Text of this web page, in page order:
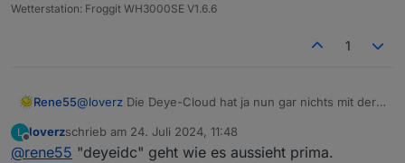
Wetterstation: Froggit WH3000SE V1.6.6
1
Rene55@loverz Die Deye-Cloud hat ja nun gar nichts mit der
Ja, ich denke, das kriegst du hin. Versuche mal den
'deyeidc' und mach dann halt 4 Instanzen.
L
Offline
loverzschrieb am 24. Juli 2024, 11:48
zuletzt editiert von
@rene55 "deyeidc" geht wie es aussieht prima.